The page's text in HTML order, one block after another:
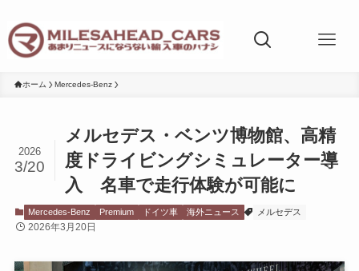
ホーム Mercedes-Benz
メルセデス・ベンツ博物館、高精
度ドライビングシミュレーター導
入 名車で走行体験が可能に
2026
3/20
Mercedes-Benz Premium ドイツ車 海外ニュース メルセデス
2026年3月20日